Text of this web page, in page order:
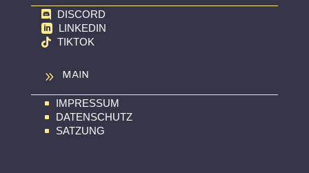
 DISCORD
 LINKEDIN
 TIKTOK
9 MAIN
^ IMPRESSUM
^ DATENSCHUTZ
^ SATZUNG